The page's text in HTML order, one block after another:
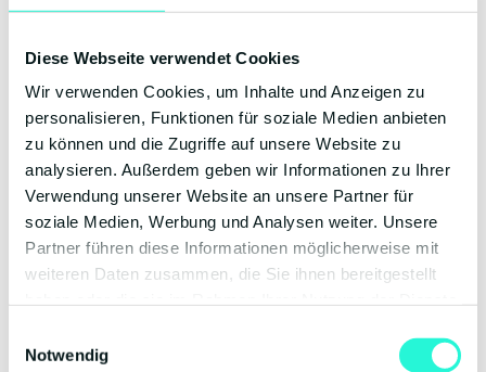
Diese Webseite verwendet Cookies
Wir verwenden Cookies, um Inhalte und Anzeigen zu
personalisieren, Funktionen für soziale Medien anbieten
zu können und die Zugriffe auf unsere Website zu
analysieren. Außerdem geben wir Informationen zu Ihrer
Verwendung unserer Website an unsere Partner für
soziale Medien, Werbung und Analysen weiter. Unsere
Partner führen diese Informationen möglicherweise mit
weiteren Daten zusammen, die Sie ihnen bereitgestellt
Notwendig
Mit fast 30 Jahren Erfahrung in der IT-
Security ist Stephan Hanke ein
ausgewiesener Experte für Pre-Sales,
Consulting und digitale Forensik. Sein tiefes
Fachwissen reicht von Cloud- und
Netzwerksicherheit bis hin zu komplexen
Verschlüsselungstechnologien. Aktuell liegt
sein Fokus auf Data Governance im Kontext